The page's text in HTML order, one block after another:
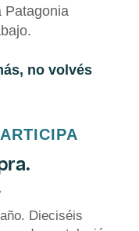
Patagonia
no volvés
Dieciséis